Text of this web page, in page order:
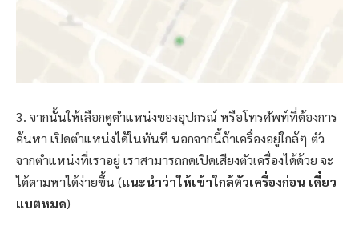
3. จากนั้นให้เลือกดูตำแหน่งของอุปกรณ์ หรือโทรศัพท์ที่ต้องการ
ค้นหา เปิดตำแหน่งได้ในทันที นอกจากนี้ถ้าเครื่องอยู่ใกล้ๆ ตัว
จากตำแหน่งที่เราอยู่ เราสามารถกดเปิดเสียงตัวเครื่องได้ด้วย จะ
ได้ตามหาได้ง่ายขึ้น (แนะนำว่าให้เข้าใกล้ตัวเครื่องก่อน เดี๋ยว
แบตหมด)